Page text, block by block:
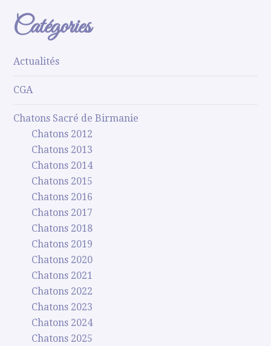
Catégories
Actualités
CGA
Chatons Sacré de Birmanie
Chatons 2012
Chatons 2013
Chatons 2014
Chatons 2015
Chatons 2016
Chatons 2017
Chatons 2018
Chatons 2019
Chatons 2020
Chatons 2021
Chatons 2022
Chatons 2023
Chatons 2024
Chatons 2025